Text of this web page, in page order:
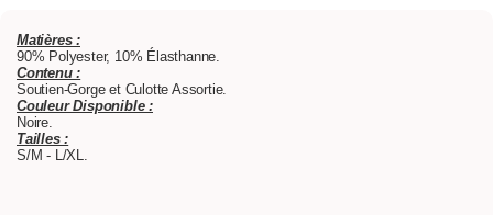
Matières :
90% Polyester, 10% Élasthanne.
Contenu :
Soutien-Gorge et Culotte Assortie.
Couleur Disponible :
Noire.
Tailles :
S/M - L/XL.